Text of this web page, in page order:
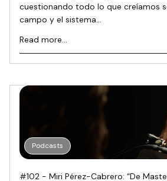
cuestionando todo lo que creíamos
campo y el sistema...
Read more...
Podcasts
#102 - Miri Pérez-Cabrero: “De